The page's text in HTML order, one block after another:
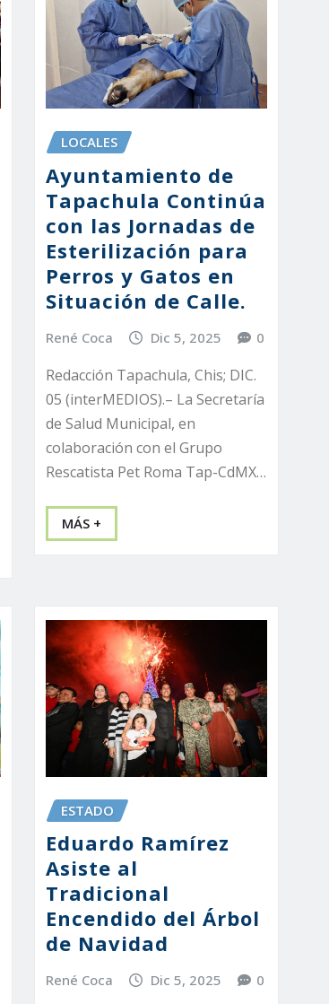
LOCALES
Ayuntamiento de
Tapachula Continúa
con las Jornadas de
Esterilización para
Perros y Gatos en
Situación de Calle.
René Coca Dic 5, 2025 0
Redacción Tapachula, Chis; DIC.
05 (interMEDIOS).– La Secretaría
de Salud Municipal, en
colaboración con el Grupo
Rescatista Pet Roma Tap-CdMX…
MÁS +
ESTADO
Eduardo Ramírez
Asiste al
Tradicional
Encendido del Árbol
de Navidad
René Coca Dic 5, 2025 0